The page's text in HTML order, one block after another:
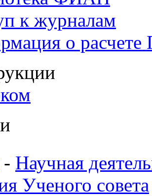
к журналам
о
- Научная
Ученого совета